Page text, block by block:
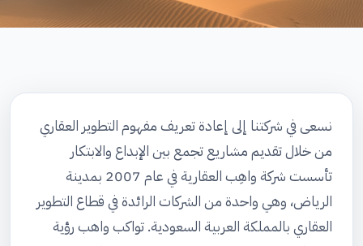
نسعى في شركتنا إلى إعادة تعريف مفهوم التطوير العقاري
من خلال تقديم مشاريع تجمع بين الإبداع والابتكار
تأسست شركة واهِب العقارية في عام 2007 بمدينة
الرياض، وهي واحدة من الشركات الرائدة في قطاع التطوير
العقاري بالمملكة العربية السعودية. تواكب واهب رؤية